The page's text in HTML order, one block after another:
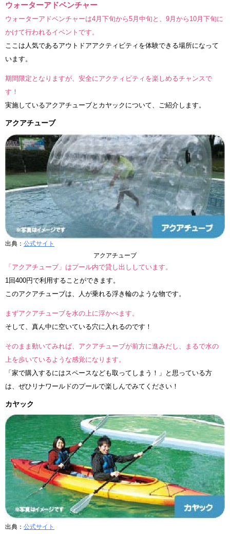
ウォーターアドベンチャー
ウォーターアドベンチャーは4月下旬から5月中旬と、9月から10月下旬に
かけて行われるイベントです。
ここは人気であるアウトドアアクティビティを体験できる場所になって
います。
期間限定となりますが、安全にアクティビティを楽しめるチャンスで
す！
実施しているアクアチューブとカヤックについて、ご紹介します。
アクアチューブ
出典： 公式サイト
アクアチューブ
「アクアチューブ」はプール内で貸し出ししています。
1回400円で利用することができます。
このアクアチューブは、人が乗れる浮き輪のような物です。
まずアクアチューブを水の上に浮かべます。
そして、真ん中に空いている穴に入れるのです！
そのまま動いてみれば、アクアチューブが前方に進みだし、まるで水の
上を歩いているような感覚になります。
「家で購入するにはスペースなども取ってしまう！」と思っている方
は、ぜひリナワールドのプールで楽しんでみてください！
カヤック
出典： 公式サイト